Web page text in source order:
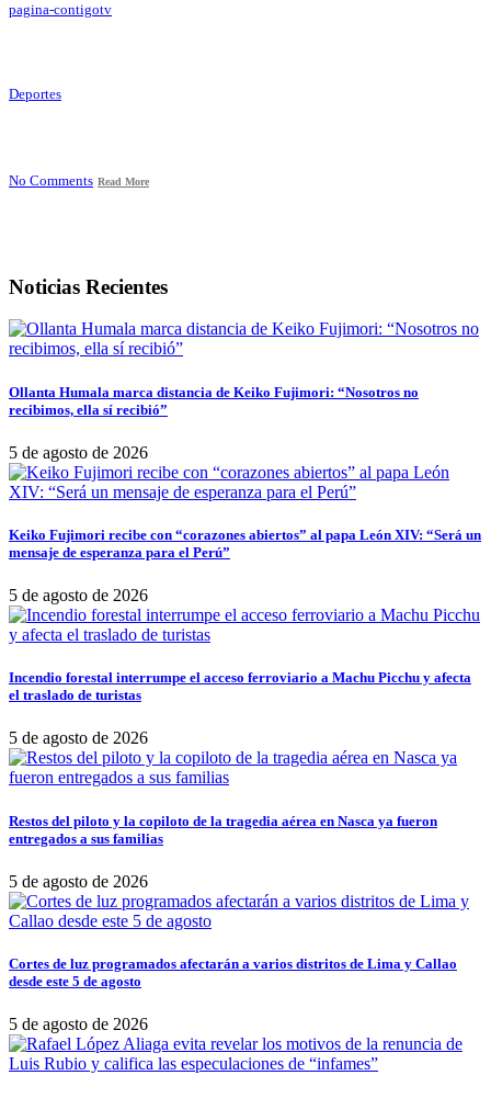
pagina-contigotv
Deportes
No Comments Read More
Noticias Recientes
Ollanta Humala marca distancia de Keiko Fujimori: “Nosotros no
recibimos, ella sí recibió”
5 de agosto de 2026
Keiko Fujimori recibe con “corazones abiertos” al papa León XIV: “Será un
mensaje de esperanza para el Perú”
5 de agosto de 2026
Incendio forestal interrumpe el acceso ferroviario a Machu Picchu y afecta
el traslado de turistas
5 de agosto de 2026
Restos del piloto y la copiloto de la tragedia aérea en Nasca ya fueron
entregados a sus familias
5 de agosto de 2026
Cortes de luz programados afectarán a varios distritos de Lima y Callao
desde este 5 de agosto
5 de agosto de 2026